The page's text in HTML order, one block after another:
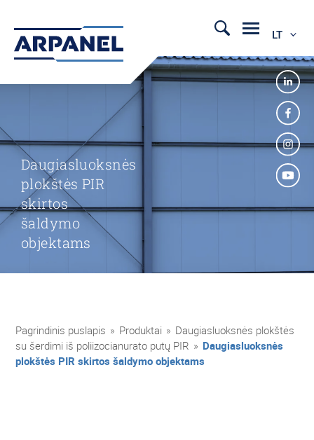
LT
Daugiasluoksnės
plokštės PIR
skirtos
šaldymo
objektams
Pagrindinis puslapis » Produktai » Daugiasluoksnės plokštės
su šerdimi iš poliizocianurato putų PIR » Daugiasluoksnės
plokštės PIR skirtos šaldymo objektams